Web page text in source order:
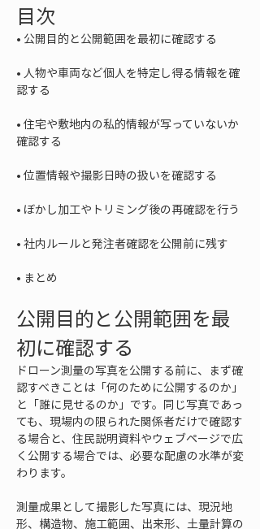
目次
•
• 人物や車両など個人を特定し得る情報を確
• 住宅や敷地内の私的情報が写っていないか
•
•
•
• まとめ
公開目的と公開範囲を最
初に確認する
ドローン測量の写真を公開する前に、まず確
認すべきことは「何のために公開するのか」
と「誰に見せるのか」です。同じ写真であっ
ても、現場内の限られた関係者だけで確認す
る場合と、住民説明資料やウェブページで広
く公開する場合では、必要な配慮の水準が変
わります。
測量成果として撮影した写真には、現況地
形、構造物、施工範囲、出来形、土量計算の